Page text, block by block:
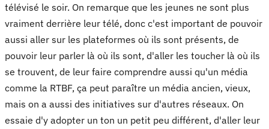
télévisé le soir. On remarque que les jeunes ne sont plus
vraiment derrière leur télé, donc c'est important de pouvoir
aussi aller sur les plateformes où ils sont présents, de
pouvoir leur parler là où ils sont, d'aller les toucher là où ils
se trouvent, de leur faire comprendre aussi qu'un média
comme la RTBF, ça peut paraître un média ancien, vieux,
mais on a aussi des initiatives sur d'autres réseaux. On
essaie d'y adopter un ton un petit peu différent, d'aller leur